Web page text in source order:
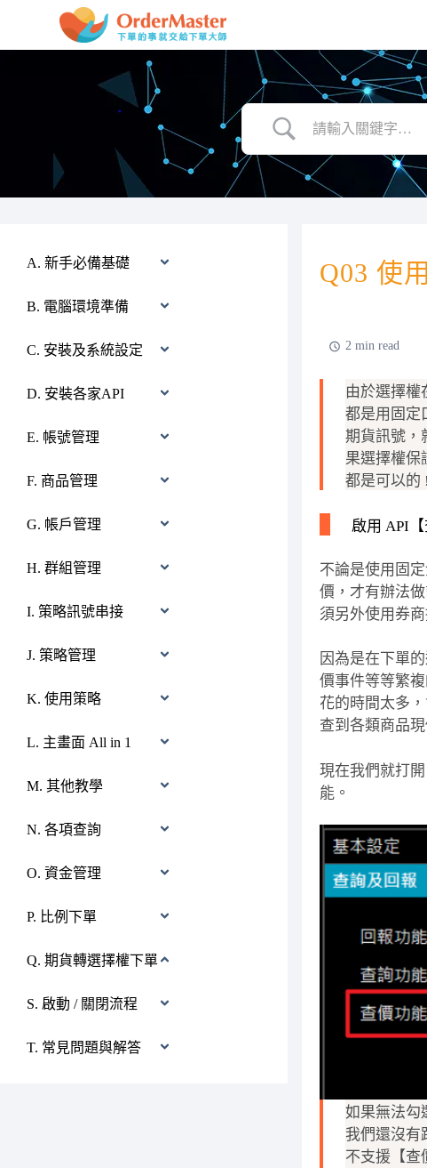
A. 新手必備基礎
B. 電腦環境準備
C. 安裝及系統設定
D. 安裝各家API
E. 帳號管理
F. 商品管理
G. 帳戶管理
H. 群組管理
I. 策略訊號串接
J. 策略管理
K. 使用策略
L. 主畫面 All in 1
M. 其他教學
N. 各項查詢
O. 資金管理
P. 比例下單
Q. 期貨轉選擇權下單
S. 啟動 / 關閉流程
T. 常見問題與解答
Q03 使
2 min read
由於選擇權
都是用固定
期貨訊號，
果選擇權保
都是可以的
啟用 API
不論是使用固
價，才有辦法
須另外使用券
因為是在下單
價事件等等繁
花的時間太多
查到各類商品
現在我們就打
能。
如果無法勾
我們還沒有
不支援【查